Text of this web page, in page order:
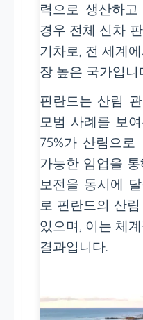
력으로 생산하
경우 전체 신차
기차로, 전 세계
장 높은 국가입니
핀란드는 산림
모범 사례를 보
75%가 산림으
가능한 임업을
보전을 동시에
로 핀란드의 산
있으며, 이는 체
결과입니다.